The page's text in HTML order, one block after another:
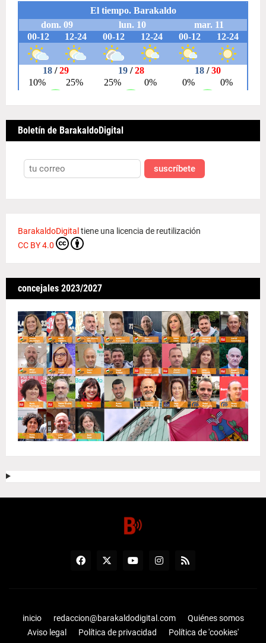
Boletín de BarakaldoDigital
suscríbete
BarakaldoDigital tiene una licencia de reutilización
CC BY 4.0
concejales 2023/2027
inicio redaccion@barakaldodigital.com
Quiénes somos
Aviso legal
Política de privacidad Política de 'cookies'